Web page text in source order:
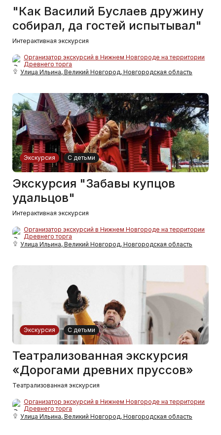
"Как Василий Буслаев дружину
собирал, да гостей испытывал"
Интерактивная экскурсия
Организатор экскурсий в Нижнем Новгороде на территории
Древнего торга
Улица Ильина, Великий Новгород, Новгородская область
Экскурсия С детьми
Экскурсия "Забавы купцов
удальцов"
Интерактивная экскурсия
Организатор экскурсий в Нижнем Новгороде на территории
Древнего торга
Улица Ильина, Великий Новгород, Новгородская область
Экскурсия С детьми
Театрализованная экскурсия
«Дорогами древних пруссов»
Театрализованная экскурсия
Организатор экскурсий в Нижнем Новгороде на территории
Древнего торга
Улица Ильина, Великий Новгород, Новгородская область